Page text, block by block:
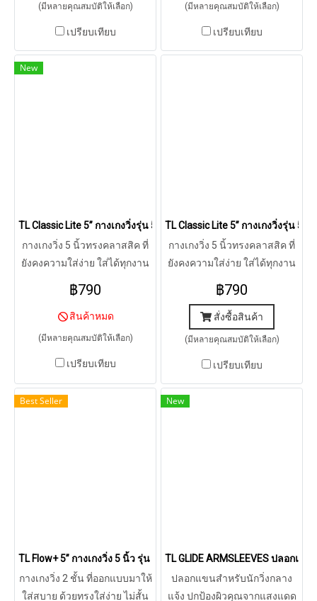
(มีหลายคุณสมบัติให้เลือก)
เปรียบเทียบ
(มีหลายคุณสมบัติให้เลือก)
เปรียบเทียบ
New
TL Classic Lite 5” กางเกงวิ่งรุ่น 5 นิ้ว ทรงคลาสสิค (กรม)
กางเกงวิ่ง 5 นิ้วทรงคลาสสิค ที่
ยังคงความใส่ง่าย ใส่ได้ทุกงาน
ที่มีรูพรุนในตัวสูง น้ำหนักเบา
ระบายได้ขั้นสุด
฿790
สินค้าหมด
(มีหลายคุณสมบัติให้เลือก)
เปรียบเทียบ
TL Classic Lite 5” กางเกงวิ่งรุ่น 5
กางเกงวิ่ง 5 นิ้วทรงคลาสสิค ที่
ยังคงความใส่ง่าย ใส่ได้ทุกงาน
ที่มีรูพรุนในตัวสูง น้ำหนักเบา
ระบายได้ขั้นสุด
฿790
สั่งซื้อสินค้า
(มีหลายคุณสมบัติให้เลือก)
เปรียบเทียบ
Best Seller
TL Flow+ 5” กางเกงวิ่ง 5 นิ้ว รุ่น โฟล พลัส
กางเกงวิ่ง 2 ชั้น ที่ออกแบบมาให้
ใส่สบาย ด้วยทรงใส่ง่าย ไม่สั้น
New
TL GLIDE ARMSLEEVES ปลอกแ
ปลอกแขนสำหรับนักวิ่งกลาง
แจ้ง ปกป้องผิวคุณจากแสงแดด